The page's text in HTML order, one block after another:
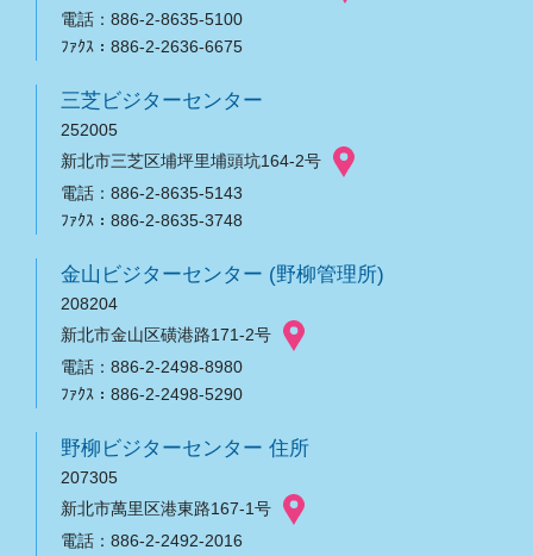
電話：886-2-8635-5100
ﾌｧｸｽ：886-2-2636-6675
三芝ビジターセンター
252005
新北市三芝区埔坪里埔頭坑164-2号
電話：886-2-8635-5143
ﾌｧｸｽ：886-2-8635-3748
金山ビジターセンター (野柳管理所)
208204
新北市金山区磺港路171-2号
電話：886-2-2498-8980
ﾌｧｸｽ：886-2-2498-5290
野柳ビジターセンター 住所
207305
新北市萬里区港東路167-1号
電話：886-2-2492-2016